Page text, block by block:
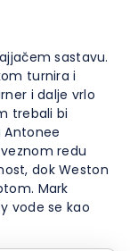
sastavu.
turnira i
i dalje vrlo
trebali bi
Antonee
redu
dok Weston
Mark
vode se kao